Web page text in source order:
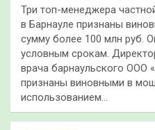
Три топ-менеджера
в Барнауле признаны
сумму более 100 млн руб.
условным срокам.
врача барнаульского
признаны виновными в
использованием…